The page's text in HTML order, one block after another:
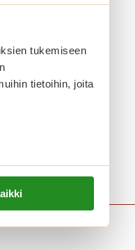
tukemiseen
tietoihin, joita
on
tavat toimia.